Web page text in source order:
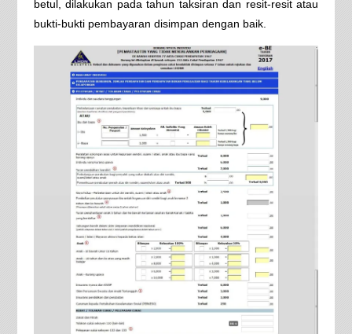
betul, dilakukan pada tahun taksiran dan resit-resit atau
bukti-bukti pembayaran disimpan dengan baik.